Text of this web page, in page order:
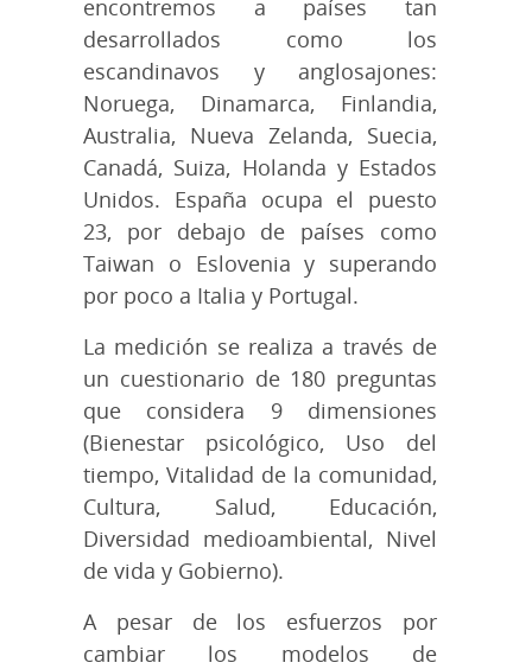
encontremos a países tan
desarrollados como los
escandinavos y anglosajones:
Noruega, Dinamarca, Finlandia,
Australia, Nueva Zelanda, Suecia,
Canadá, Suiza, Holanda y Estados
Unidos. España ocupa el puesto
23, por debajo de países como
Taiwan o Eslovenia y superando
por poco a Italia y Portugal.
La medición se realiza a través de
un cuestionario de 180 preguntas
que considera 9 dimensiones
(Bienestar psicológico, Uso del
tiempo, Vitalidad de la comunidad,
Cultura, Salud, Educación,
Diversidad medioambiental, Nivel
de vida y Gobierno).
A pesar de los esfuerzos por
cambiar los modelos de